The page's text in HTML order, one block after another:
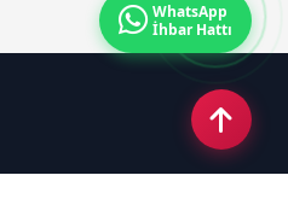
WhatsApp
İhbar Hattı